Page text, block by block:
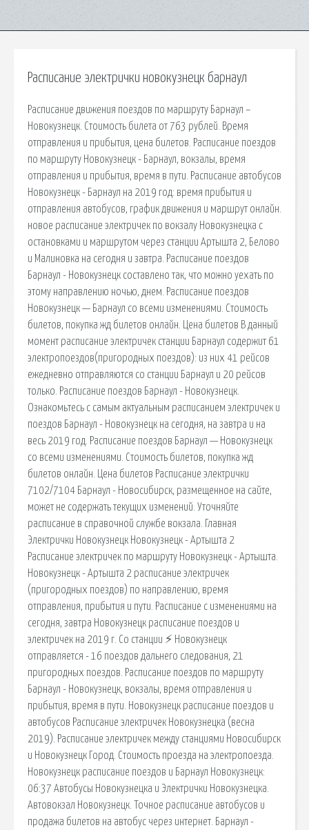
Расписание электрички новокузнецк барнаул
Расписание движения поездов по маршруту Барнаул –
Новокузнецк. Стоимость билета от 763 рублей. Время
отправления и прибытия, цена билетов. Расписание поездов
по маршруту Новокузнецк - Барнаул, вокзалы, время
отправления и прибытия, время в пути. Расписание автобусов
Новокузнецк - Барнаул на 2019 год: время прибытия и
отправления автобусов, график движения и маршрут онлайн.
новое расписание электричек по вокзалу Новокузнецка с
остановками и маршрутом через станции Артышта 2, Белово
и Малиновка на сегодня и завтра. Расписание поездов
Барнаул - Новокузнецк составлено так, что можно уехать по
этому направлению ночью, днем. Расписание поездов
Новокузнецк — Барнаул со всеми изменениями. Стоимость
билетов, покупка жд билетов онлайн. Цена билетов В данный
момент расписание электричек станции Барнаул содержит 61
электропоездов(пригородных поездов): из них 41 рейсов
ежедневно отправляются со станции Барнаул и 20 рейсов
только. Расписание поездов Барнаул - Новокузнецк.
Ознакомьтесь с самым актуальным расписанием электричек и
поездов Барнаул - Новокузнецк на сегодня, на завтра и на
весь 2019 год. Расписание поездов Барнаул — Новокузнецк
со всеми изменениями. Стоимость билетов, покупка жд
билетов онлайн. Цена билетов Расписание электрички
7102/7104 Барнаул - Новосибирск, размещенное на сайте,
может не содержать текущих изменений. Уточняйте
расписание в справочной службе вокзала. Главная
Электрички Новокузнецк Новокузнецк - Артышта 2
Расписание электричек по маршруту Новокузнецк - Артышта.
Новокузнецк - Артышта 2 расписание электричек
(пригородных поездов) по направлению, время
отправления, прибытия и пути. Расписание с изменениями на
сегодня, завтра Новокузнецк расписание поездов и
электричек на 2019 г. Со станции ⚡ Новокузнецк
отправляется - 16 поездов дальнего следования, 21
пригородных поездов. Расписание поездов по маршруту
Барнаул - Новокузнецк, вокзалы, время отправления и
прибытия, время в пути. Новокузнецк расписание поездов и
автобусов Расписание электричек Новокузнецка (весна
2019). Расписание электричек между станциями Новосибирск
и Новокузнецк Город. Стоимость проезда на электропоезда.
Новокузнецк расписание поездов и Барнаул Новокузнецк:
06:37 Автобусы Новокузнецка и Электрички Новокузнецка.
Автовокзал Новокузнецк. Точное расписание автобусов и
продажа билетов на автобус через интернет. Барнаул -